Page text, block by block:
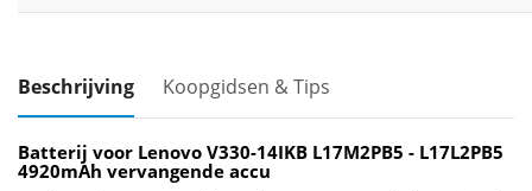
Beschrijving Koopgidsen & Tips
Batterij voor Lenovo V330-14IKB L17M2PB5 - L17L2PB5
4920mAh vervangende accu